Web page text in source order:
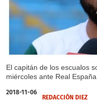
El capitán de los escualos
miércoles ante Real
2018-11-06
REDACCIÓN DIEZ